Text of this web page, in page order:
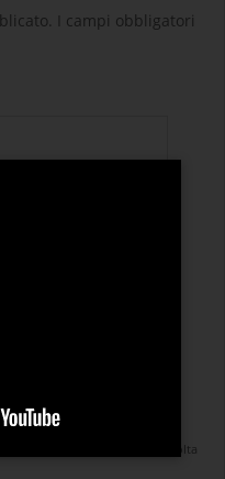
I campi obbligatori
browser per la prossima volta